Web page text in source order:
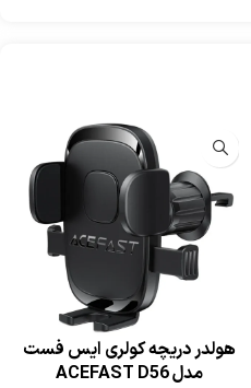
هولدر دریچه کولری ایس فست
مدل ACEFAST D56